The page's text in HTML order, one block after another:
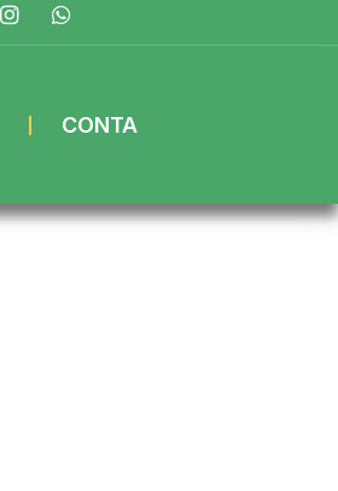
CONTA